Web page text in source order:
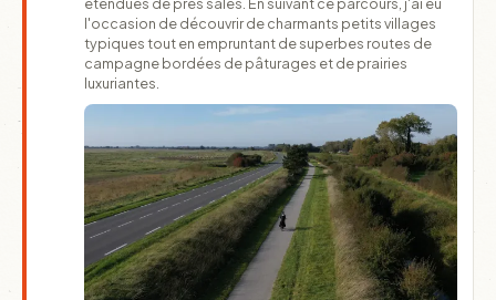
l'occasion de découvrir de charmants petits villages
typiques tout en empruntant de superbes routes de
campagne bordées de pâturages et de prairies
luxuriantes.